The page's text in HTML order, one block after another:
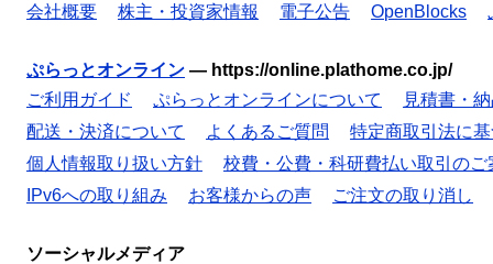
会社概要
株主・投資家情報 電子公告 OpenBlocks
ぷらっとオンライン — https://online.plathome.co.jp/
ご利用ガイド
ぷらっとオンラインについて
見積書・
配送・決済について
よくあるご質問
特定商取引法に
個人情報取り扱い方針
校費・公費・科研費払い取引のご
IPv6への取り組み
お客様からの声 ご注文の取り消し
ソーシャルメディア